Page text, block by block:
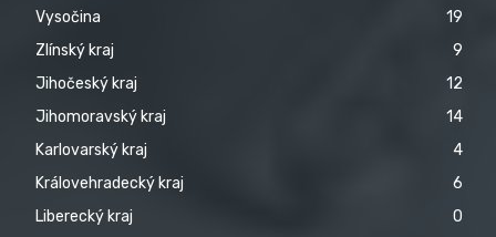
Vysočina
19
Zlínský kraj
9
Jihočeský kraj
12
Jihomoravský kraj
14
Karlovarský kraj
4
Královehradecký kraj
6
Liberecký kraj
0